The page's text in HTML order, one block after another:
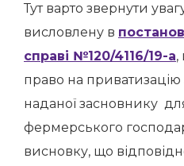
Тут варто звернути
висловлену в
справі №120/4116/19-а,
право на приватизацію
наданої засновнику
фермерського
висновку, що